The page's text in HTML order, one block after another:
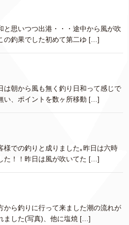
と思いつつ出港・・・途中から風が吹
の釣果でした初めて第二ゆ […]
は朝から風も無く釣り日和って感じで
い、ポイントを数ヶ所移動 […]
様での釣りと成りました｡昨日は六時
た！！昨日は風が吹いてた […]
から釣りに行って来ました潮の流れが
ました(写真)、他に塩焼 […]